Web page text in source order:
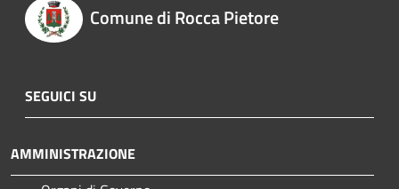
Comune di Rocca Pietore
SEGUICI SU
AMMINISTRAZIONE